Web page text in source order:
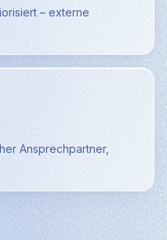
– externe
Ansprechpartner,